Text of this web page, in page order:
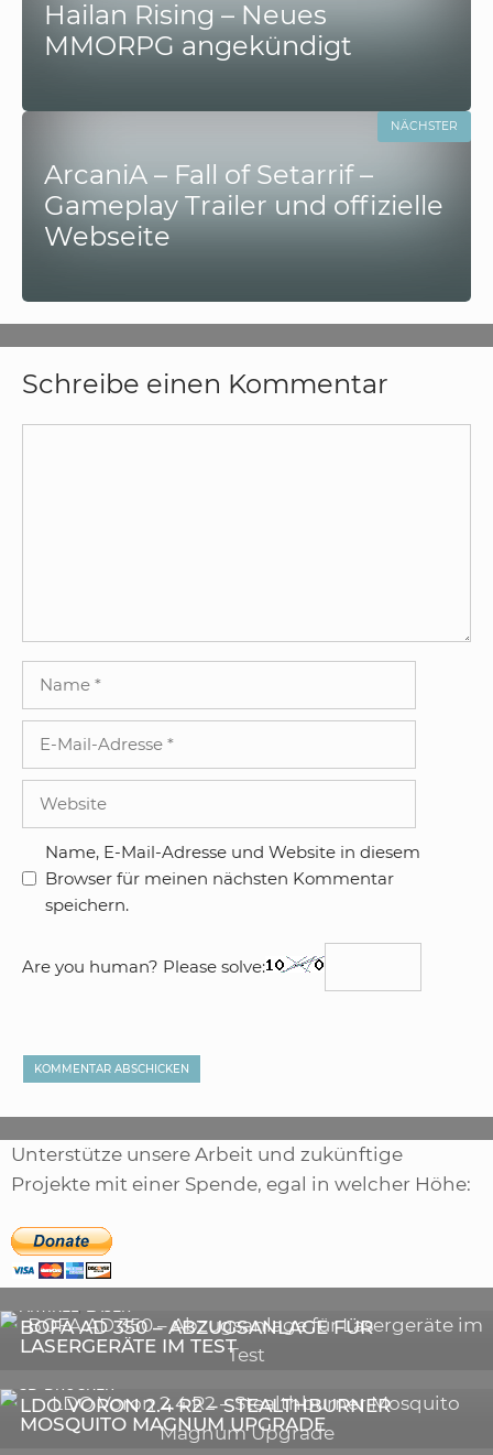
Hailan Rising – Neues
MMORPG angekündigt
ArcaniA – Fall of Setarrif –
Gameplay Trailer und offizielle
Webseite
NÄCHSTER
Schreibe einen Kommentar
Adresse
Name, E-Mail-Adresse und Website in diesem
Browser für meinen nächsten Kommentar
speichern.
Are you human? Please solve:
Unterstütze unsere Arbeit und zukünftige
Projekte mit einer Spende, egal in welcher Höhe:
BOFA AD 350 – ABZUGSANLAGE FÜR
LASERGERÄTE IM TEST
DIE BEDEUTENDSTEN SCHRITTE ZUR
ERFOLGREICHEN MARKENBILDUNG IN DER
DIGITALEN ÄRA
LDO VORON 2.4 R2 – STEALTHBURNER
MOSQUITO MAGNUM UPGRADE
PEGASUS ASTRO ULTIMATE POWERBOX V2
ASTRONOMIE